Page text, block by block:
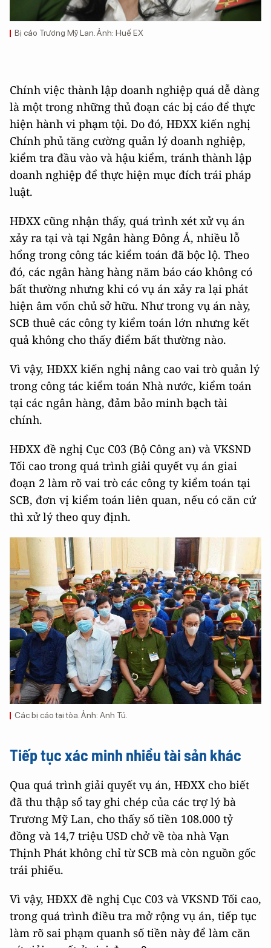
Bị cáo Trương Mỹ Lan. Ảnh: Huế EX
Chính việc thành lập doanh nghiệp quá dễ dàng
là một trong những thủ đoạn các bị cáo để thực
hiện hành vi phạm tội. Do đó, HĐXX kiến nghị
Chính phủ tăng cường quản lý doanh nghiệp,
kiểm tra đầu vào và hậu kiểm, tránh thành lập
doanh nghiệp để thực hiện mục đích trái pháp
luật.
HĐXX cũng nhận thấy, quá trình xét xử vụ án
xảy ra tại và tại Ngân hàng Đông Á, nhiều lỗ
hổng trong công tác kiểm toán đã bộc lộ. Theo
đó, các ngân hàng hàng năm báo cáo không có
bất thường nhưng khi có vụ án xảy ra lại phát
hiện âm vốn chủ sở hữu. Như trong vụ án này,
SCB thuê các công ty kiểm toán lớn nhưng kết
quả không cho thấy điểm bất thường nào.
Vì vậy, HĐXX kiến nghị nâng cao vai trò quản lý
trong công tác kiểm toán Nhà nước, kiểm toán
tại các ngân hàng, đảm bảo minh bạch tài
chính.
HĐXX đề nghị Cục C03 (Bộ Công an) và VKSND
Tối cao trong quá trình giải quyết vụ án giai
đoạn 2 làm rõ vai trò các công ty kiểm toán tại
SCB, đơn vị kiểm toán liên quan, nếu có căn cứ
thì xử lý theo quy định.
Các bị cáo tại tòa. Ảnh: Anh Tú.
Tiếp tục xác minh nhiều tài sản khác
Qua quá trình giải quyết vụ án, HĐXX cho biết
đã thu thập sổ tay ghi chép của các trợ lý bà
Trương Mỹ Lan, cho thấy số tiền 108.000 tỷ
đồng và 14,7 triệu USD chở về tòa nhà Vạn
Thịnh Phát không chỉ từ SCB mà còn nguồn gốc
trái phiếu.
Vì vậy, HĐXX đề nghị Cục C03 và VKSND Tối cao,
trong quá trình điều tra mở rộng vụ án, tiếp tục
làm rõ sai phạm quanh số tiền này để làm căn